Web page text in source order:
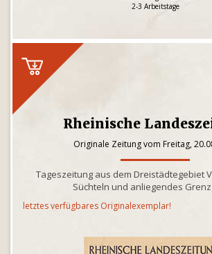
2-3 Arbeitstage
Rheinische
Originale Zeitung vom Freitag,
Tageszeitung aus dem Dreistädtegebiet
Süchteln und anliegendes
letztes verfügbares Originalexemplar!